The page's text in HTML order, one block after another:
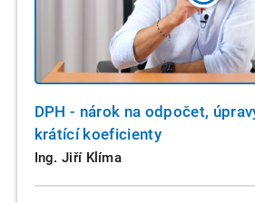
DPH - nárok na odpočet,
krátící koeficienty
Ing. Jiří Klíma